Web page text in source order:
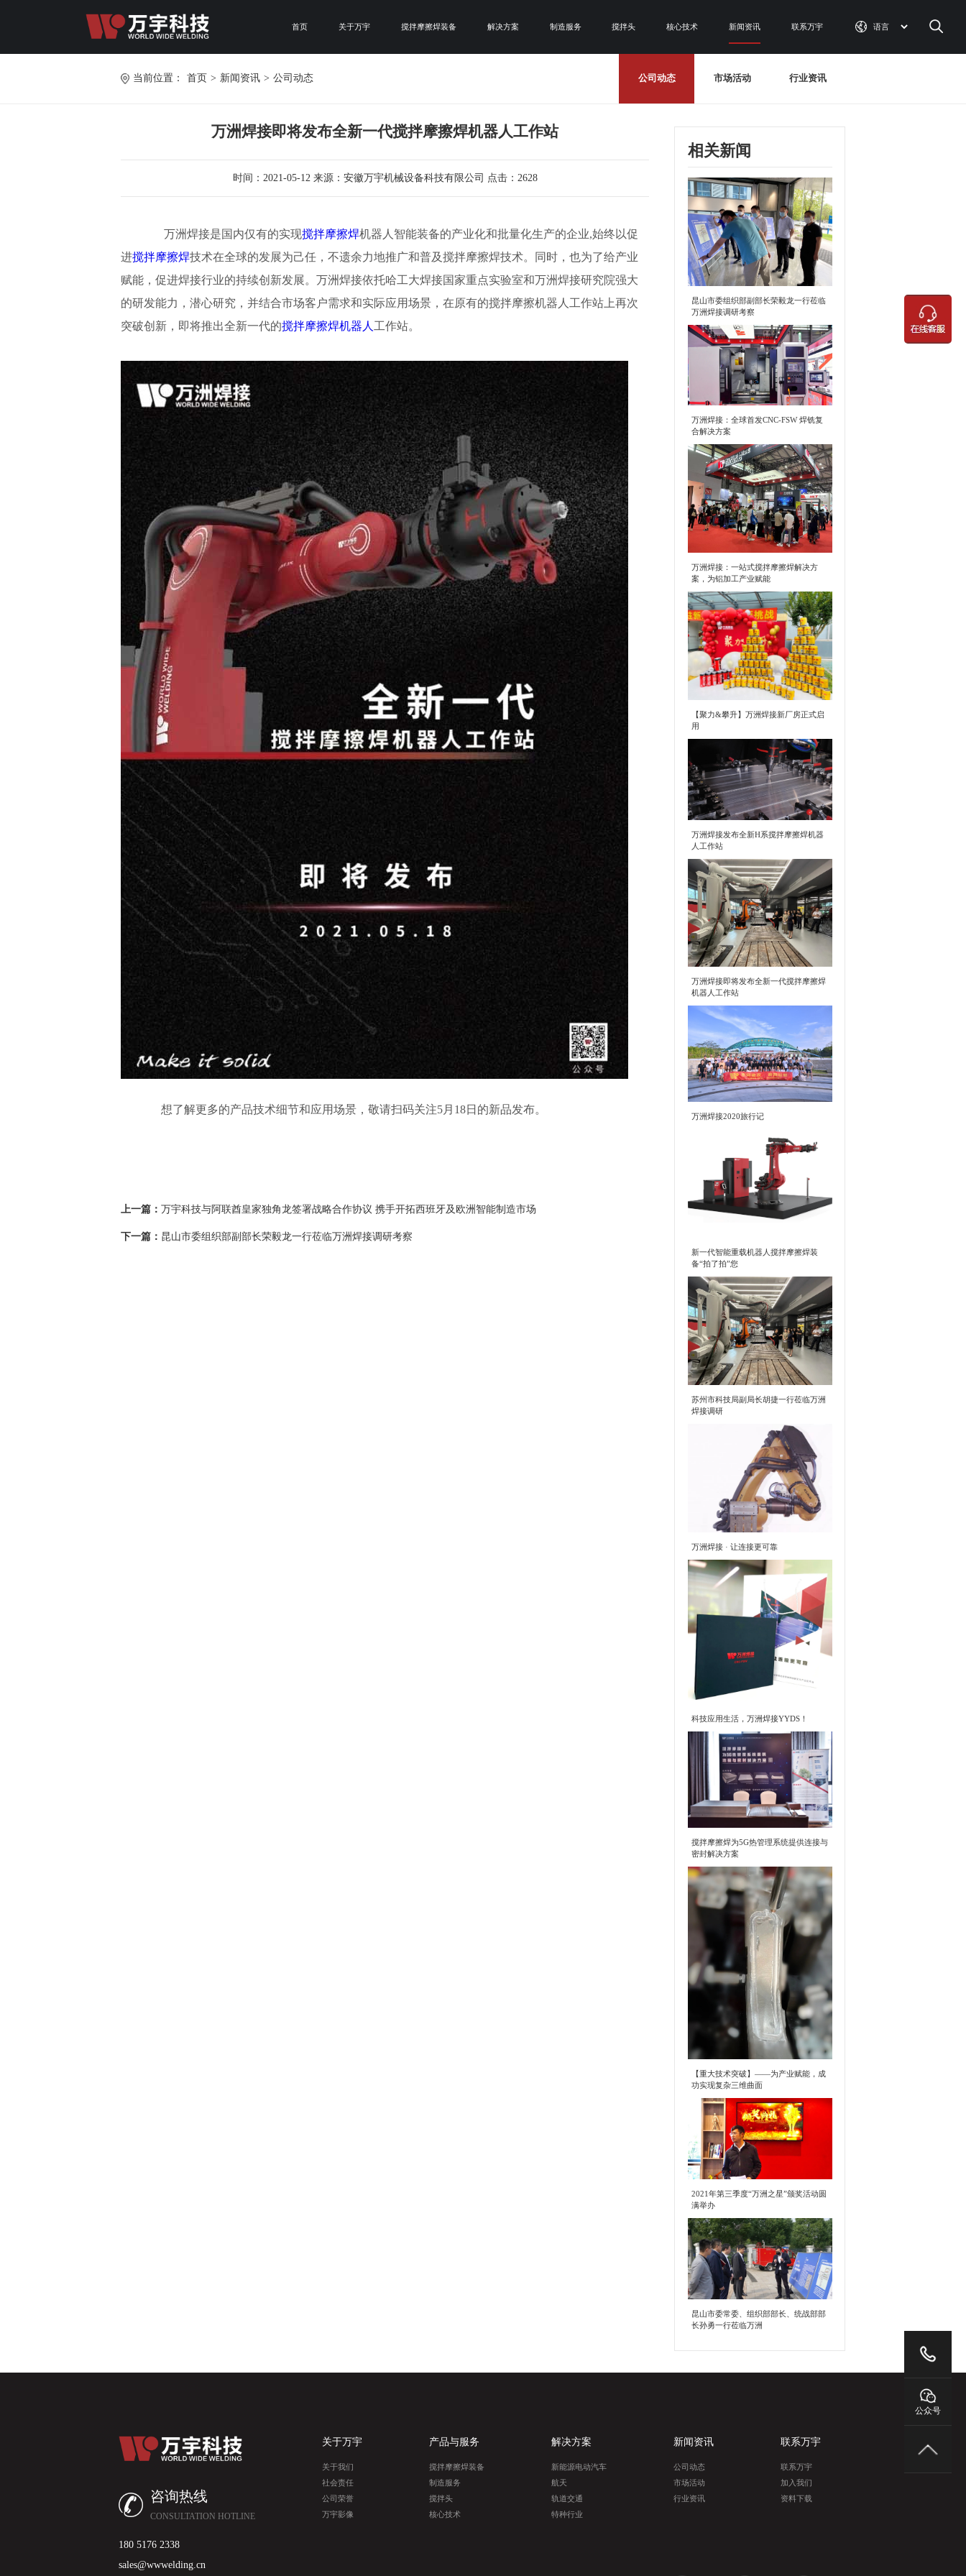
首页 关于万宇 搅拌摩擦焊装备 解决方案 制造服务 搅拌头 核心技术 新闻资讯 联系万宇
当前位置： 首页 > 新闻资讯 > 公司动态 公司动态 市场活动 行业资讯
万洲焊接即将发布全新一代搅拌摩擦焊机器人工作站
时间：2021-05-12 来源：安徽万宇机械设备科技有限公司 点击：2628
万洲焊接是国内仅有的实现搅拌摩擦焊机器人智能装备的产业化和批量化生产的企业,始终以促
进搅拌摩擦焊技术在全球的发展为己任，不遗余力地推广和普及搅拌摩擦焊技术。同时，也为了给产业
赋能，促进焊接行业的持续创新发展。万洲焊接依托哈工大焊接国家重点实验室和万洲焊接研究院强大
的研发能力，潜心研究，并结合市场客户需求和实际应用场景，在原有的搅拌摩擦机器人工作站上再次
突破创新，即将推出全新一代的搅拌摩擦焊机器人 工作站。
想了解更多的产品技术细节和应用场景，敬请扫码关注5月18日的新品发布。
上一篇： 万宇科技与阿联酋皇家独角龙签署战略合作协议 携手开拓西班牙及欧洲智能制造市场
下一篇： 昆山市委组织部副部长荣毅龙一行莅临万洲焊接调研考察
相关新闻
昆山市委组织部副部长荣毅龙一行莅临
万洲焊接调研考察
万洲焊接：全球首发CNC-FSW 焊铣复
合解决方案
万洲焊接：一站式搅拌摩擦焊解决方
案，为铝加工产业赋能
【聚力&攀升】万洲焊接新厂房正式启
用
万洲焊接发布全新H系搅拌摩擦焊机器
人工作站
万洲焊接即将发布全新一代搅拌摩擦焊
机器人工作站
万洲焊接2020旅行记
新一代智能重载机器人搅拌摩擦焊装
备“拍了拍”您
苏州市科技局副局长胡捷一行莅临万洲
焊接调研
万洲焊接 · 让连接更可靠
科技应用生活，万洲焊接YYDS！
搅拌摩擦焊为5G热管理系统提供连接与
密封解决方案
【重大技术突破】——为产业赋能，成
功实现复杂三维曲面
2021年第三季度“万洲之星”颁奖活动圆
满举办
昆山市委常委、组织部部长、统战部部
长孙勇一行莅临万洲
公众号
咨询热线
CONSULTATION HOTLINE
180 5176 2338
sales@wwwelding.cn
关于万宇
关于我们
社会责任
公司荣誉
万宇影像
产品与服务
搅拌摩擦焊装备
制造服务
搅拌头
核心技术
解决方案
新能源电动汽车
航天
轨道交通
特种行业
新闻资讯
公司动态
市场活动
行业资讯
联系万宇
联系万宇
加入我们
资料下载